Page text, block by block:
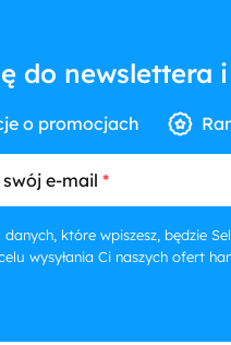
do newslettera
o promocjach
e-mail
które wpiszesz, będzie
wysyłania Ci naszych ofert